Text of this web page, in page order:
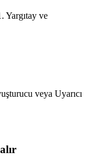
Yargıtay ve
veya Uyarıcı